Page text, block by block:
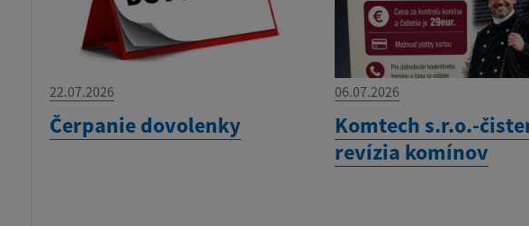
22.07.2026
Čerpanie dovolenky
06.07.2026
Komtech s.r.o.-
revízia komínov